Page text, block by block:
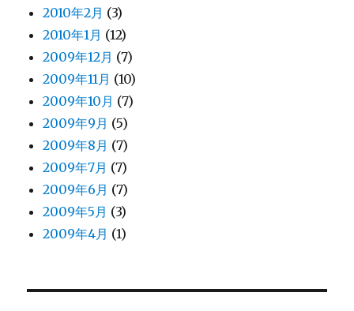
2010年2月 (3)
2010年1月 (12)
2009年12月 (7)
2009年11月 (10)
2009年10月 (7)
2009年9月 (5)
2009年8月 (7)
2009年7月 (7)
2009年6月 (7)
2009年5月 (3)
2009年4月 (1)